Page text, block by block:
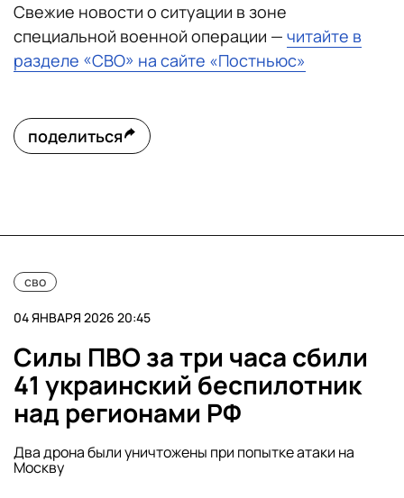
Свежие новости о ситуации в зоне
специальной военной операции — читайте в
разделе «СВО» на сайте «Постньюс»
поделиться
сво
04 ЯНВАРЯ 2026 20:45
Силы ПВО за три часа сбили
41 украинский беспилотник
над регионами РФ
Два дрона были уничтожены при попытке атаки на
Москву